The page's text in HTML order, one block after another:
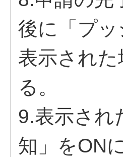
後に「プ
表示され
る。
9.表示され
知」をON